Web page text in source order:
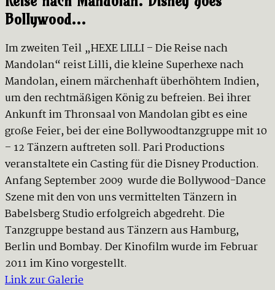
Bollywood…
Im zweiten Teil „HEXE LILLI – Die Reise nach
Mandolan“ reist Lilli, die kleine Superhexe nach
Mandolan, einem märchenhaft überhöhtem Indien,
um den rechtmäßigen König zu befreien. Bei ihrer
Ankunft im Thronsaal von Mandolan gibt es eine
große Feier, bei der eine Bollywoodtanzgruppe mit 10
– 12 Tänzern auftreten soll. Pari Productions
veranstaltete ein Casting für die Disney Production.
Anfang September 2009 wurde die Bollywood-Dance
Szene mit den von uns vermittelten Tänzern in
Babelsberg Studio erfolgreich abgedreht. Die
Tanzgruppe bestand aus Tänzern aus Hamburg,
Berlin und Bombay. Der Kinofilm wurde im Februar
2011 im Kino vorgestellt.
Link zur Galerie